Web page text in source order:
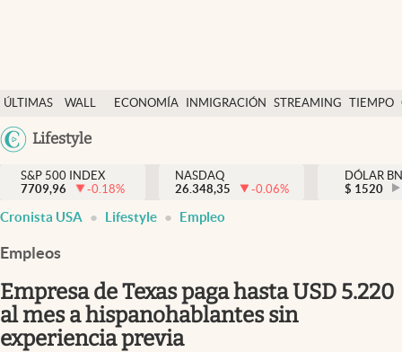
ÚLTIMAS
NOTICIAS
WALL
Y
DÓLAR
ECONOMÍA INMIGRACIÓN STREAMING TIEMPO
México
Lifestyle
Finanzas y economía
Wall Street y dólar
Inmigración
Espiritual
Streaming
S&P 500 INDEX
7709,96
-0.18%
NASDAQ
26.348,35
-0.06%
DÓLAR
$ 1520
Cronista USA Lifestyle Empleo
Empleos
Empresa de Texas paga hasta USD 5.220
al mes a hispanohablantes sin
experiencia previa